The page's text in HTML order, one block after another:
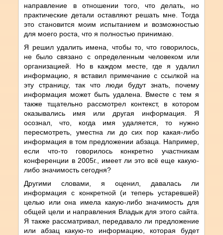
направление в отношении того, что делать, но
практические детали оставляют решать мне. Тогда
это становится моим испытанием и возможностью
для моего роста, что я полностью принимаю.
Я решил удалить имена, чтобы то, что говорилось,
не было связано с определенным человеком или
организацией. Но в каждом месте, где я удалил
информацию, я вставил примечание с ссылкой на
эту страницу, так что люди будут знать, почему
информация может быть удалена. Вместе с тем я
также тщательно рассмотрел контекст, в котором
оказывались имя или другая информация. Я
осознал, что, когда имя удаляется, то нужно
пересмотреть, уместна ли до сих пор какая-либо
информация в том предложении абзаца. Например,
если что-то говорилось конкретно участникам
конференции в 2005г., имеет ли это всё еще какую-
либо значимость сегодня?
Другими словами, я оценил, давалась ли
информация с конкретной (и теперь устаревшей)
целью или она имела какую-либо значимость для
общей цели и направления Владык для этого сайта.
Я также рассматривал, передавало ли предложение
или абзац какую-то информацию, которая будет